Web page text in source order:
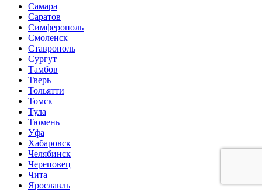
Самара
Саратов
Симферополь
Смоленск
Ставрополь
Сургут
Тамбов
Тверь
Тольятти
Томск
Тула
Тюмень
Уфа
Хабаровск
Челябинск
Череповец
Чита
Ярославль